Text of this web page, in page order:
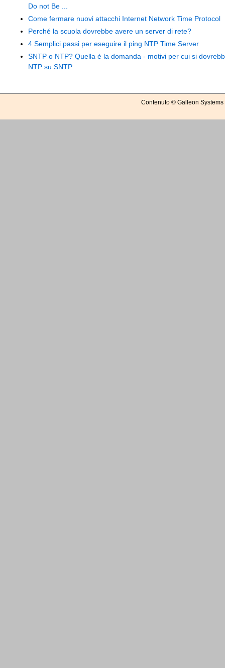
Do not Be ...
Come fermare nuovi attacchi Internet Network Time Protocol
Perché la scuola dovrebbe avere un server di rete?
4 Semplici passi per eseguire il ping NTP Time Server
SNTP o NTP? Quella è la domanda - motivi per cui si
NTP su SNTP
Contenuto © Galleon Systems